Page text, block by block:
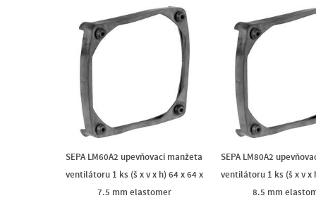
SEPA LM60A2 upevňovací manžeta
ventilátoru 1 ks (š x v x h) 64 x 64 x
7.5 mm elastomer
SEPA LM80A2
ventilátoru 1 ks (š x v x
8.5 mm